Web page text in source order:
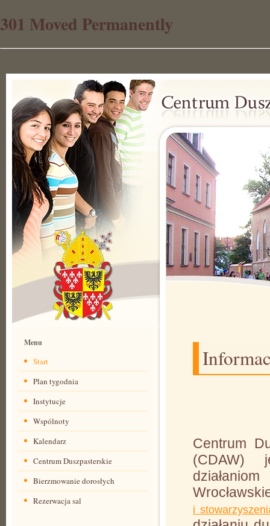
301 Moved Permanently
Menu
Start
Plan tygodnia
Instytucje
Wspólnoty
Kalendarz
Centrum Duszpasterskie
Bierzmowanie dorosłych
Rezerwacja sal
Centrum
(CDAW) j
i